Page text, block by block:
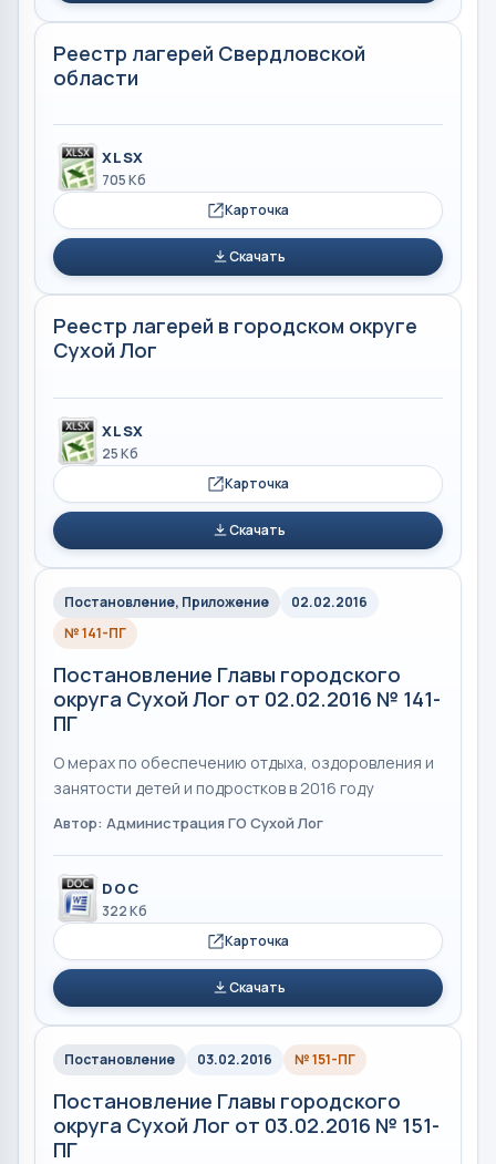
Реестр лагерей Свердловской
области
XLSX
705 Кб
Карточка
Скачать
Реестр лагерей в городском округе
Сухой Лог
XLSX
25 Кб
Карточка
Скачать
Постановление, Приложение
02.02.2016
№ 141-ПГ
Постановление Главы городского
округа Сухой Лог от 02.02.2016 № 141-
ПГ
О мерах по обеспечению отдыха, оздоровления и
занятости детей и подростков в 2016 году
Автор: Администрация ГО Сухой Лог
DOC
322 Кб
Карточка
Скачать
Постановление 03.02.2016 № 151-ПГ
Постановление Главы городского
округа Сухой Лог от 03.02.2016 № 151-
ПГ